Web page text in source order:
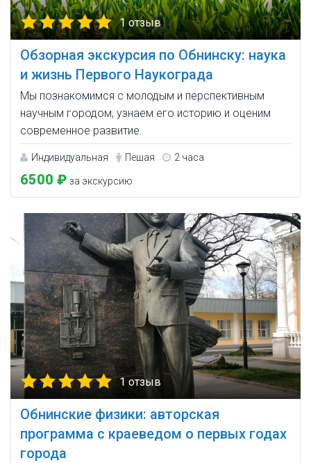
1 отзыв
Обзорная экскурсия по Обнинску: наука
и жизнь Первого Наукограда
Мы познакомимся с молодым и перспективным
научным городом, узнаем его историю и оценим
современное развитие.
Индивидуальная Пешая 2 часа
6500 ₽ за экскурсию
1 отзыв
Обнинские физики: авторская
программа с краеведом о первых годах
города